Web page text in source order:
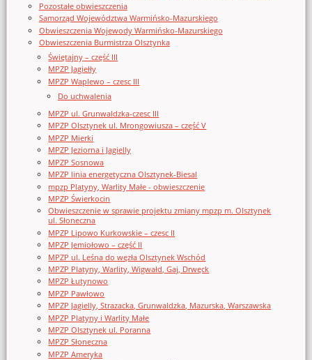
Pozostałe obwieszczenia
Samorząd Województwa Warmińsko-Mazurskiego
Obwieszczenia Wojewody Warmińsko-Mazurskiego
Obwieszczenia Burmistrza Olsztynka
Świętajny – część III
MPZP Jagiełły
MPZP Waplewo – czesc III
Do uchwalenia
MPZP ul. Grunwaldzka-czesc III
MPZP Olsztynek ul. Mrongowiusza – część V
MPZP Mierki
MPZP Jeziorna i Jagielly
MPZP Sosnowa
MPZP linia energetyczna Olsztynek-Biesal
mpzp Platyny, Warlity Małe - obwieszczenie
MPZP Świerkocin
Obwieszczenie w sprawie projektu zmiany mpzp m. Olsztynek
ul. Słoneczna
MPZP Lipowo Kurkowskie – czesc II
MPZP Jemiołowo – część II
MPZP ul. Leśna do węzła Olsztynek Wschód
MPZP Platyny, Warlity, Wigwałd, Gaj, Drwęck
MPZP Łutynowo
MPZP Pawłowo
MPZP Jagielly, Strazacka, Grunwaldzka, Mazurska, Warszawska
MPZP Platyny i Warlity Małe
MPZP Olsztynek ul. Poranna
MPZP Słoneczna
MPZP Ameryka